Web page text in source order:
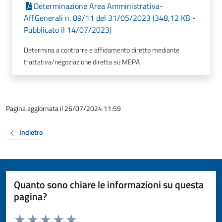
Determinazione Area Amministrativa-
Aff.Generali n. 89/11 del 31/05/2023 (348,12 KB -
Pubblicato il 14/07/2023)
Determina a contrarre e affidamento diretto mediante
trattativa/negoziazione diretta su MEPA
Pagina aggiornata il 26/07/2024 11:59
Indietro
Quanto sono chiare le informazioni su questa
pagina?
Valuta da 1 a 5 stelle la pagina